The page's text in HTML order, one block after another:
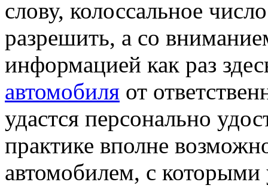
слову, колоссальное
разрешить, а со
информацией как раз
автомобиля от
удастся персонально
практике вполне
автомобилем, с которыми